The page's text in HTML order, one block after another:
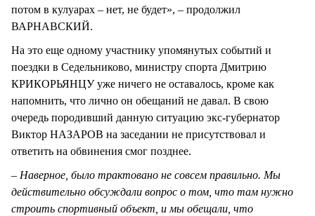
потом в кулуарах – нет, не будет», – продолжил
ВАРНАВСКИЙ.
На это еще одному участнику упомянутых событий и
поездки в Седельниково, министру спорта Дмитрию
КРИКОРЬЯНЦУ уже ничего не оставалось, кроме как
напомнить, что лично он обещаний не давал. В свою
очередь породивший данную ситуацию экс-губернатор
Виктор НАЗАРОВ на заседании не присутствовал и
ответить на обвинения смог позднее.
– Наверное, было трактовано не совсем правильно. Мы
действительно обсуждали вопрос о том, что там нужно
строить спортивный объект, и мы обещали, что